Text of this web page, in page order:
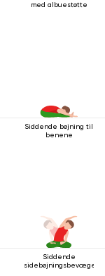
med albuestøtte
Siddende bøjning til
benene
Siddende
sidebøjningsbevægelse